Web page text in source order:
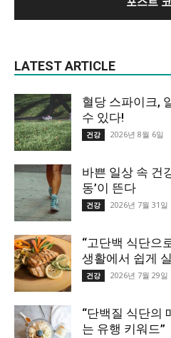
LATEST ARTICLE
혈당 스파이크,
수 있다!
건강 2026년 8월 6일
바쁜 일상 속 건
동’이 뜬다
건강 2026년 7월 31일
“고단백 식단으
생활에서 쉽게
건강 2026년 7월 29일
“단백질 식단의
는 유행 키워드”